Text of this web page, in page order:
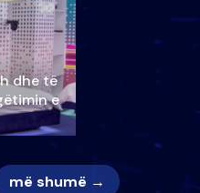
dhe të
e
më shumë →